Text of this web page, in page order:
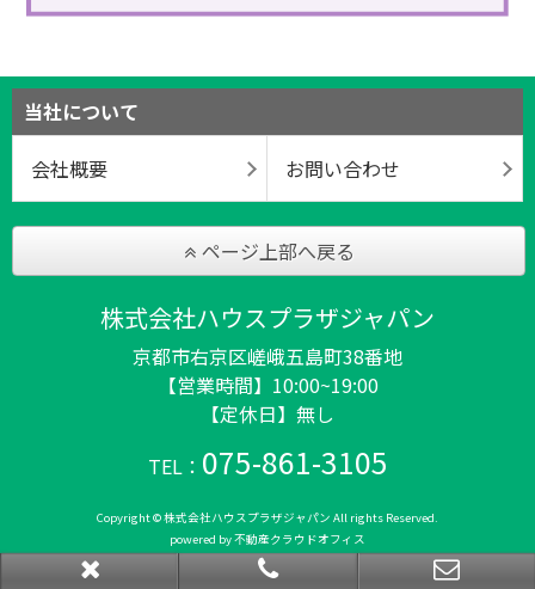
当社について
会社概要
お問い合わせ
ページ上部へ戻る
株式会社ハウスプラザジャパン
京都市右京区嵯峨五島町38番地
【営業時間】10:00~19:00
【定休日】無し
TEL： 075-861-3105
Copyright © 株式会社ハウスプラザジャパン All rights Reserved.
powered by 不動産クラウドオフィス